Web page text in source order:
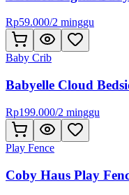
Rp59.000/2 minggu
Baby Crib
Babyelle Cloud
Rp199.000/2 minggu
Play Fence
Coby Haus Play